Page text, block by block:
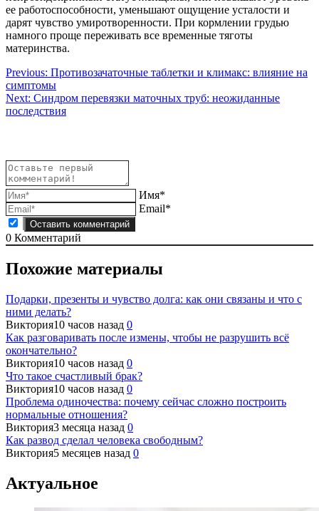
ее работоспособности, уменьшают ощущение усталости и
дарят чувство умиротворенности. При кормлении грудью
намного проще переживать все временные тяготы
материнства.
Навигация
по
записям
Previous: Противозачаточные таблетки и климакс: влияние на
симптомы
Next: Синдром перевязки маточных труб: неожиданные
последствия
Имя*
Email*
0 Комментарий
Похожие материалы
Подарки, презенты и чувство долга: как они связаны и что с
ними делать?
Виктория10 часов назад 0
Как разговаривать после измены, чтобы не разрушить всё
окончательно?
Виктория10 часов назад 0
Что такое счастливый брак?
Виктория10 часов назад 0
Проблема одиночества: почему сейчас сложно построить
нормальные отношения?
Виктория3 месяца назад 0
Как развод сделал человека свободным?
Виктория5 месяцев назад 0
Актуальное